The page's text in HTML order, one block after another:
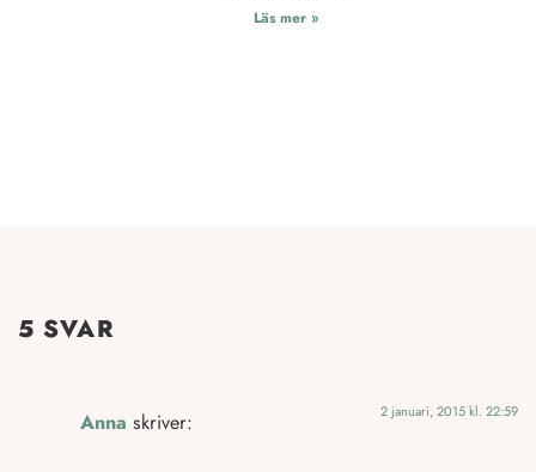
Läs mer »
5 SVAR
Anna skriver: 2 januari, 2015 kl. 22:59